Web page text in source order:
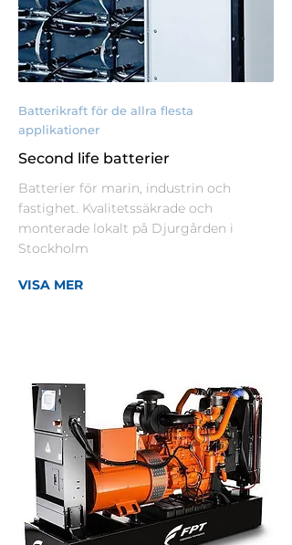
Batterikraft för de allra flesta
applikationer
Second life batterier
Batterier för marin, industrin och
fastighet. Kvalitetssäkrade och
monterade lokalt på Djurgården i
Stockholm
VISA MER